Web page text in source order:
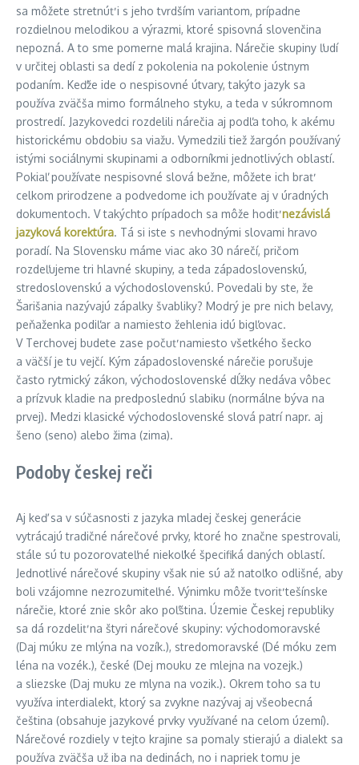
sa môžete stretnúť i s jeho tvrdším variantom, prípadne
rozdielnou melodikou a výrazmi, ktoré spisovná slovenčina
nepozná. A to sme pomerne malá krajina. Nárečie skupiny ľudí
v určitej oblasti sa dedí z pokolenia na pokolenie ústnym
podaním. Keďže ide o nespisovné útvary, takýto jazyk sa
používa zväčša mimo formálneho styku, a teda v súkromnom
prostredí. Jazykovedci rozdelili nárečia aj podľa toho, k akému
historickému obdobiu sa viažu. Vymedzili tiež žargón používaný
istými sociálnymi skupinami a odborníkmi jednotlivých oblastí.
Pokiaľ používate nespisovné slová bežne, môžete ich brať
celkom prirodzene a podvedome ich používate aj v úradných
dokumentoch. V takýchto prípadoch sa môže hodiťnezávislá
jazyková korektúra. Tá si iste s nevhodnými slovami hravo
poradí. Na Slovensku máme viac ako 30 nárečí, pričom
rozdeľujeme tri hlavné skupiny, a teda západoslovenskú,
stredoslovenskú a východoslovenskú. Povedali by ste, že
Šarišania nazývajú zápalky švabliky? Modrý je pre nich belavy,
peňaženka podiľar a namiesto žehlenia idú bigľovac.
V Terchovej budete zase počuť namiesto všetkého šecko
a väčší je tu vejčí. Kým západoslovenské nárečie porušuje
často rytmický zákon, východoslovenské dĺžky nedáva vôbec
a prízvuk kladie na predposlednú slabiku (normálne býva na
prvej). Medzi klasické východoslovenské slová patrí napr. aj
šeno (seno) alebo žima (zima).
Podoby českej reči
Aj keď sa v súčasnosti z jazyka mladej českej generácie
vytrácajú tradičné nárečové prvky, ktoré ho značne spestrovali,
stále sú tu pozorovateľné niekoľké špecifiká daných oblastí.
Jednotlivé nárečové skupiny však nie sú až natoľko odlišné, aby
boli vzájomne nezrozumiteľné. Výnimku môže tvoriť tešínske
nárečie, ktoré znie skôr ako poľština. Územie Českej republiky
sa dá rozdeliť na štyri nárečové skupiny: východomoravské
(Daj múku ze mlýna na vozík.), stredomoravské (Dé móku zem
léna na vozék.), české (Dej mouku ze mlejna na vozejk.)
a sliezske (Daj muku ze mlyna na vozik.). Okrem toho sa tu
využíva interdialekt, ktorý sa zvykne nazývaj aj všeobecná
čeština (obsahuje jazykové prvky využívané na celom území).
Nárečové rozdiely v tejto krajine sa pomaly stierajú a dialekt sa
používa zväčša už iba na dedinách, no i napriek tomu je